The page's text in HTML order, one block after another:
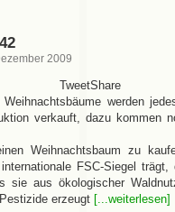
2009
TweetShare
werden
verkauft, dazu kommen
Weihnachtsbaum zu
FSC-Siegel
sie aus ökologischer
erzeugt [...weiterlesen]